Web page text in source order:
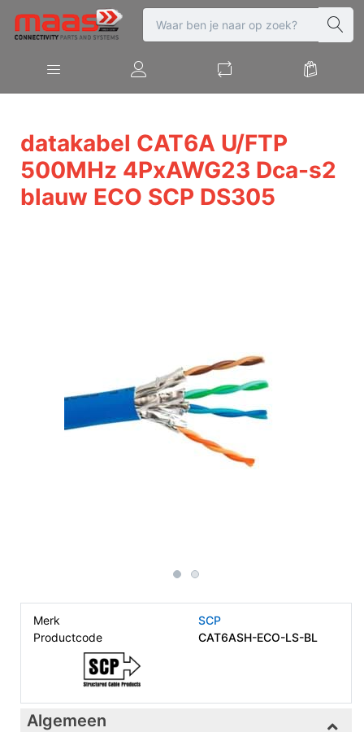
datakabel CAT6A U/FTP
500MHz 4PxAWG23 Dca-s2
blauw ECO SCP DS305
Merk
SCP
Productcode
CAT6ASH-ECO-LS-BL
Algemeen